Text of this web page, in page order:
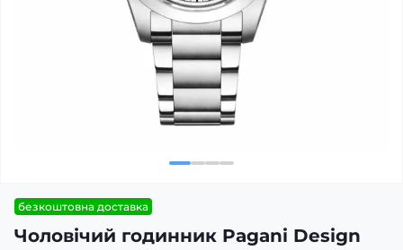
безкоштовна доставка
Чоловічий годинник Pagani Design